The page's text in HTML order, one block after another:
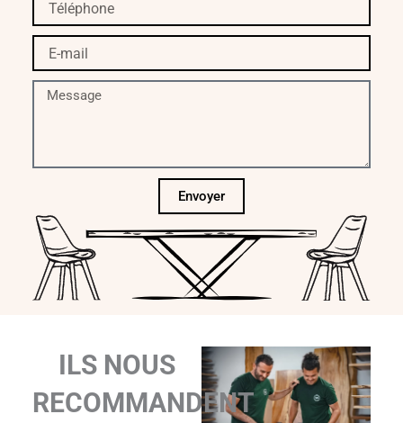
mail
Message
Envoyer
ILS NOUS
RECOMMANDENT